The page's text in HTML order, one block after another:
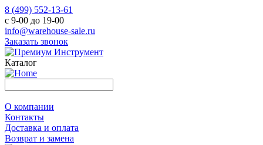
8 (499) 552-13-61
с 9-00 до 19-00
info@warehouse-sale.ru
Заказать звонок
Каталог
О компании
Контакты
Доставка и оплата
Возврат и замена